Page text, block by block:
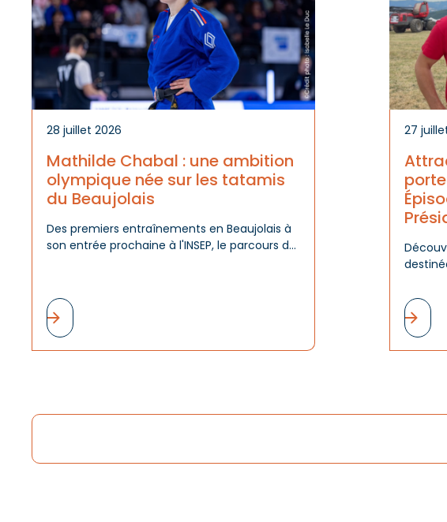
28 juillet 2026
Mathilde Chabal : une ambition
olympique née sur les tatamis
du Beaujolais
Des premiers entraînements en Beaujolais à
son entrée prochaine à l'INSEP, le parcours de
accompagné et encouragé par tout un
territoire.
27